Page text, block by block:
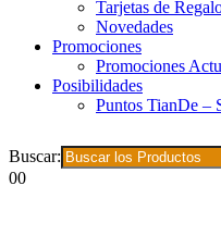
Tarjetas de
Novedades
Promociones
Promociones
Posibilidades
Puntos TianDe –
Buscar:
00